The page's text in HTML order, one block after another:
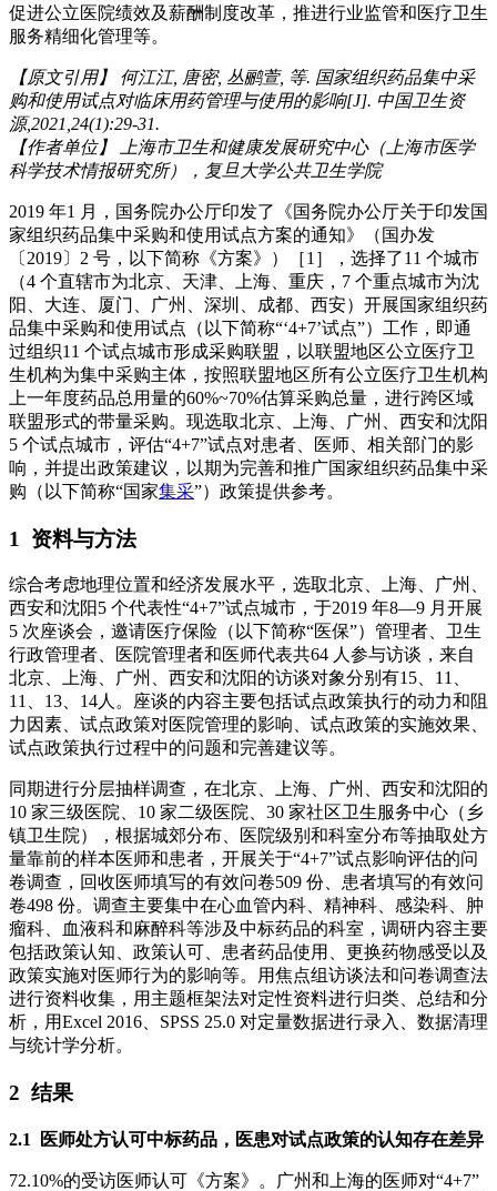
促进公立医院绩效及薪酬制度改革，推进行业监管和医疗卫生
服务精细化管理等。
【原文引用】 何江江, 唐密, 丛鹂萱, 等. 国家组织药品集中采
购和使用试点对临床用药管理与使用的影响[J]. 中国卫生资
源,2021,24(1):29-31.
【作者单位】 上海市卫生和健康发展研究中心（上海市医学
科学技术情报研究所），复旦大学公共卫生学院
2019 年1 月，国务院办公厅印发了《国务院办公厅关于印发国
家组织药品集中采购和使用试点方案的通知》（国办发
〔2019〕2 号，以下简称《方案》）［1］，选择了11 个城市
（4 个直辖市为北京、天津、上海、重庆，7 个重点城市为沈
阳、大连、厦门、广州、深圳、成都、西安）开展国家组织药
品集中采购和使用试点（以下简称“‘4+7’试点”）工作，即通
过组织11 个试点城市形成采购联盟，以联盟地区公立医疗卫
生机构为集中采购主体，按照联盟地区所有公立医疗卫生机构
上一年度药品总用量的60%~70%估算采购总量，进行跨区域
联盟形式的带量采购。现选取北京、上海、广州、西安和沈阳
5 个试点城市，评估“4+7”试点对患者、医师、相关部门的影
响，并提出政策建议，以期为完善和推广国家组织药品集中采
购（以下简称“国家集采”）政策提供参考。
1 资料与方法
综合考虑地理位置和经济发展水平，选取北京、上海、广州、
西安和沈阳5 个代表性“4+7”试点城市，于2019 年8—9 月开展
5 次座谈会，邀请医疗保险（以下简称“医保”）管理者、卫生
行政管理者、医院管理者和医师代表共64 人参与访谈，来自
北京、上海、广州、西安和沈阳的访谈对象分别有15、11、
11、13、14人。座谈的内容主要包括试点政策执行的动力和阻
力因素、试点政策对医院管理的影响、试点政策的实施效果、
试点政策执行过程中的问题和完善建议等。
同期进行分层抽样调查，在北京、上海、广州、西安和沈阳的
10 家三级医院、10 家二级医院、30 家社区卫生服务中心（乡
镇卫生院），根据城郊分布、医院级别和科室分布等抽取处方
量靠前的样本医师和患者，开展关于“4+7”试点影响评估的问
卷调查，回收医师填写的有效问卷509 份、患者填写的有效问
卷498 份。调查主要集中在心血管内科、精神科、感染科、肿
瘤科、血液科和麻醉科等涉及中标药品的科室，调研内容主要
包括政策认知、政策认可、患者药品使用、更换药物感受以及
政策实施对医师行为的影响等。用焦点组访谈法和问卷调查法
进行资料收集，用主题框架法对定性资料进行归类、总结和分
析，用Excel 2016、SPSS 25.0 对定量数据进行录入、数据清理
与统计学分析。
2 结果
2.1 医师处方认可中标药品，医患对试点政策的认知存在差异
72.10%的受访医师认可《方案》。广州和上海的医师对“4+7”